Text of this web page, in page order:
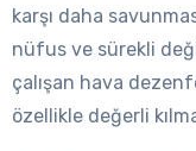
karşı daha
nüfus ve sürekli
çalışan hava
özellikle değerli